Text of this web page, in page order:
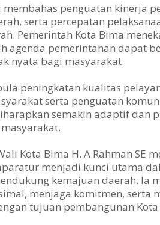
penguatan kinerja
serta percepatan
Pemerintah Kota Bima
agenda pemerintahan dapat
nyata bagi masyarakat.
peningkatan kualitas
serta penguatan
semakin adaptif dan
Kota Bima H. A Rahman SE
menjadi kunci utama
kemajuan daerah. Ia
menjaga komitmen, serta
tujuan pembangunan Kota